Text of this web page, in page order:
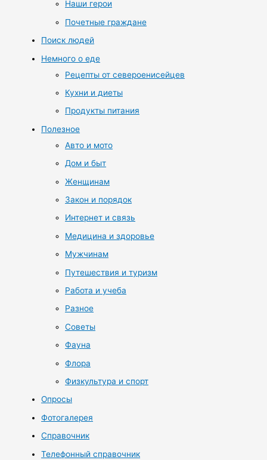
Наши герои
Почетные граждане
Поиск людей
Немного о еде
Рецепты от североенисейцев
Кухни и диеты
Продукты питания
Полезное
Авто и мото
Дом и быт
Женщинам
Закон и порядок
Интернет и связь
Медицина и здоровье
Мужчинам
Путешествия и туризм
Работа и учеба
Разное
Советы
Фауна
Флора
Физкультура и спорт
Опросы
Фотогалерея
Справочник
Телефонный справочник